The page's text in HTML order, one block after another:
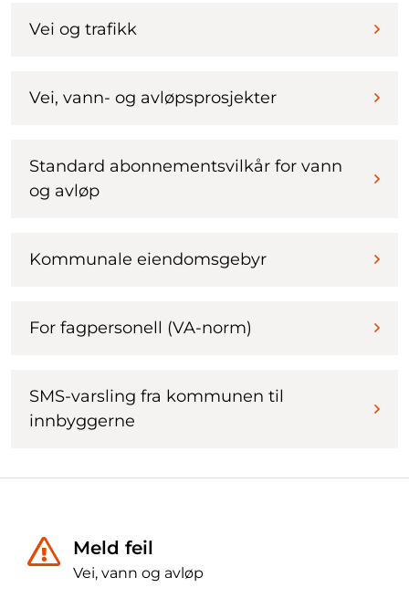
Vei og trafikk
Vei, vann- og avløpsprosjekter
Standard abonnementsvilkår for vann
og avløp
Kommunale eiendomsgebyr
For fagpersonell (VA-norm)
SMS-varsling fra kommunen til
innbyggerne
Meld feil
Vei, vann og avløp